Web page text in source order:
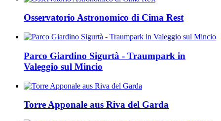
Osservatorio Astronomico di Cima Rest
Parco Giardino Sigurtà - Traumpark in
Valeggio sul Mincio
Torre Apponale aus Riva del Garda